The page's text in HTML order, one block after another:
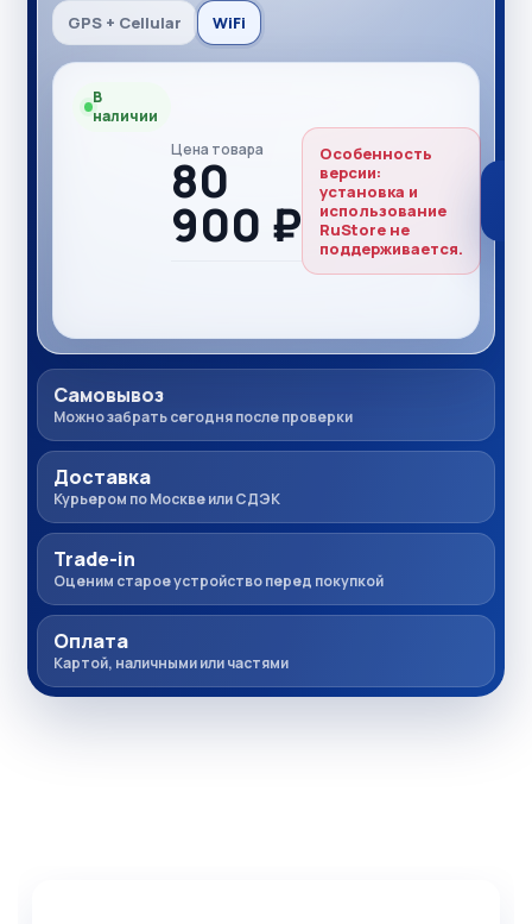
GPS + Cellular WiFi
В
наличии
Цена товара
80
900 ₽
Особенность
версии:
установка и
использование
RuStore не
поддерживается.
Самовывоз
Можно забрать сегодня после проверки
Доставка
Курьером по Москве или СДЭК
Trade-in
Оценим старое устройство перед покупкой
Оплата
Картой, наличными или частями